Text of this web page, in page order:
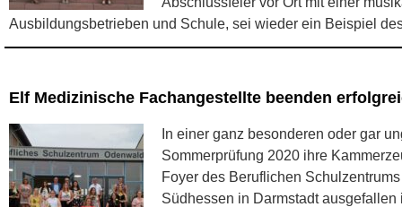
Ausbildungsbetrieben und Schule, sei wieder ein Beispiel
Elf Medizinische Fachangestellte beenden
In einer ganz besonderen oder gar
Sommerprüfung 2020 ihre
Foyer des Beruflichen
Südhessen in Darmstadt